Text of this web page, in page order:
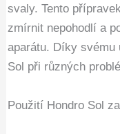
svaly. Tento
zmírnit nepohodlí a
aparátu. Díky svému
Sol při různých
Použití Hondro Sol